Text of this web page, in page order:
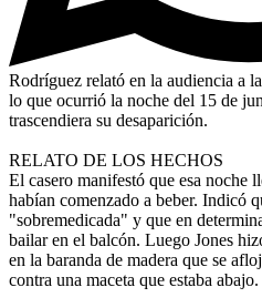
Rodríguez relató en la audiencia a
lo que ocurrió la noche del 15 de
trascendiera su desaparición.
RELATO DE LOS HECHOS
El casero manifestó que esa noche
habían comenzado a beber. Indicó
"sobremedicada" y que en
bailar en el balcón. Luego Jones
en la baranda de madera que se
contra una maceta que estaba abajo.